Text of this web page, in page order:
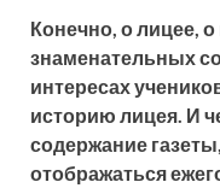
Конечно, о лицее,
знаменательных
интересах
историю лицея. И
содержание
отображаться